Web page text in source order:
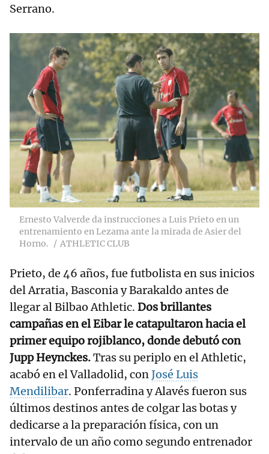
Serrano.
Ernesto Valverde da instrucciones a Luis Prieto en un
entrenamiento en Lezama ante la mirada de Asier del
Horno.
ATHLETIC CLUB
Prieto, de 46 años, fue futbolista en sus inicios
del Arratia, Basconia y Barakaldo antes de
llegar al Bilbao Athletic. Dos brillantes
campañas en el Eibar le catapultaron hacia el
primer equipo rojiblanco, donde debutó con
Jupp Heynckes.Tras su periplo en el Athletic,
acabó en el Valladolid, conJosé Luis
Mendilibar. Ponferradina y Alavés fueron sus
últimos destinos antes de colgar las botas y
dedicarse a la preparación física, con un
intervalo de un año como segundo entrenador